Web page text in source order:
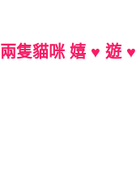
兩隻貓咪 嬉 ♥ 遊